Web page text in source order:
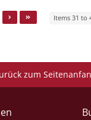
Items 31 to
zum